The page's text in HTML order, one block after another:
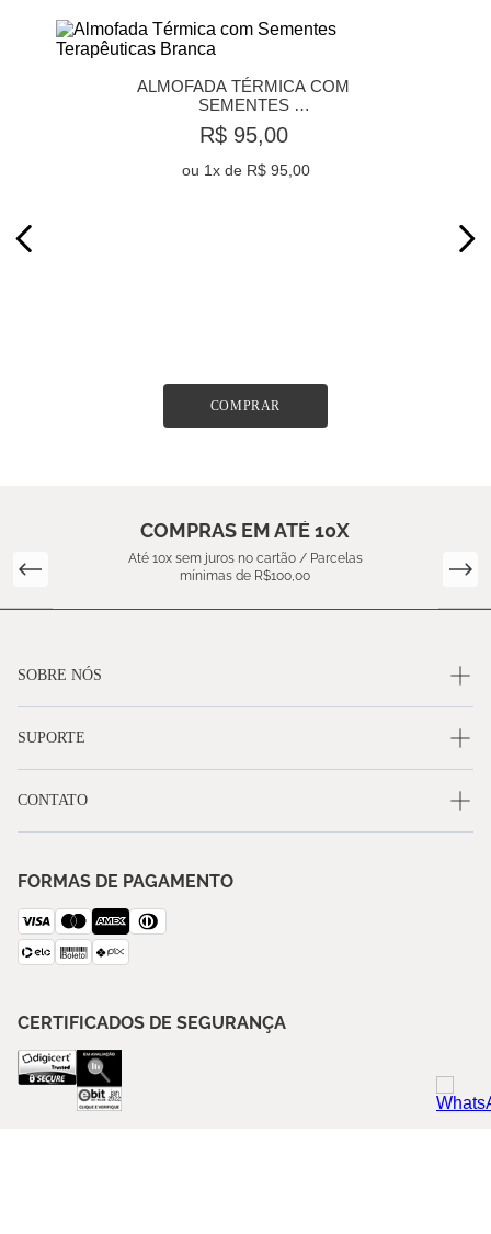
ALMOFADA TÉRMICA COM
SEMENTES
TERAPÊUTICAS BRANCA
R$ 95,00
ou 1x de R$ 95,00
COMPRAR
COMPRAS EM ATÉ 10X
Até 10x sem juros no cartão / Parcelas
mínimas de R$100,00
SOBRE NÓS
SUPORTE
CONTATO
FORMAS DE PAGAMENTO
CERTIFICADOS DE SEGURANÇA